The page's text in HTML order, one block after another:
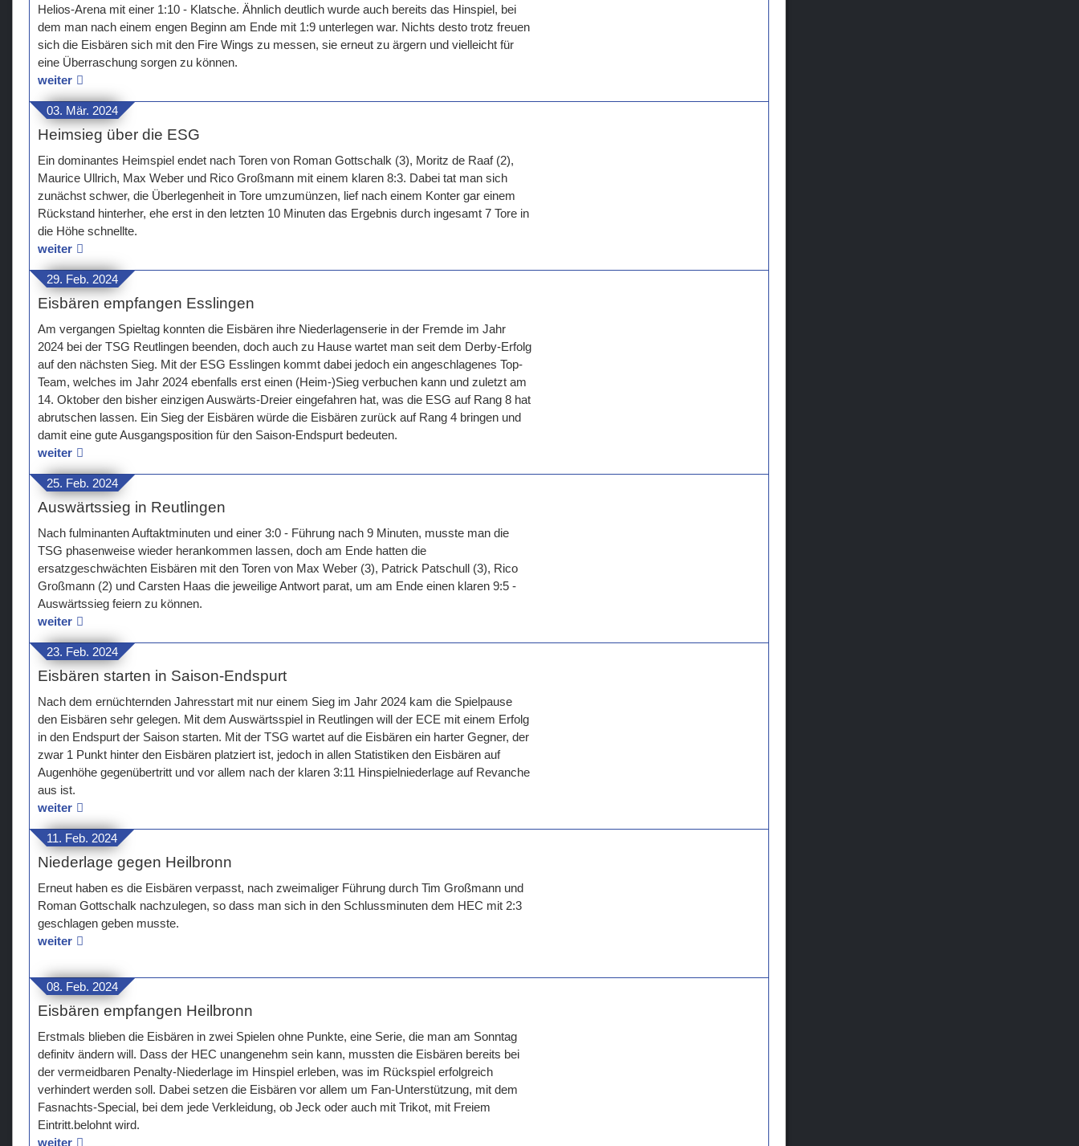
Helios-Arena mit einer 1:10 - Klatsche. Ähnlich deutlich wurde auch bereits das Hinspiel, bei
dem man nach einem engen Beginn am Ende mit 1:9 unterlegen war. Nichts desto trotz freuen
sich die Eisbären sich mit den Fire Wings zu messen, sie erneut zu ärgern und vielleicht für
eine Überraschung sorgen zu können.
weiter
03. Mär. 2024
Heimsieg über die ESG
Ein dominantes Heimspiel endet nach Toren von Roman Gottschalk (3), Moritz de Raaf (2),
Maurice Ullrich, Max Weber und Rico Großmann mit einem klaren 8:3. Dabei tat man sich
zunächst schwer, die Überlegenheit in Tore umzumünzen, lief nach einem Konter gar einem
Rückstand hinterher, ehe erst in den letzten 10 Minuten das Ergebnis durch ingesamt 7 Tore in
die Höhe schnellte.
weiter
29. Feb. 2024
Eisbären empfangen Esslingen
Am vergangen Spieltag konnten die Eisbären ihre Niederlagenserie in der Fremde im Jahr
2024 bei der TSG Reutlingen beenden, doch auch zu Hause wartet man seit dem Derby-Erfolg
auf den nächsten Sieg. Mit der ESG Esslingen kommt dabei jedoch ein angeschlagenes Top-
Team, welches im Jahr 2024 ebenfalls erst einen (Heim-)Sieg verbuchen kann und zuletzt am
14. Oktober den bisher einzigen Auswärts-Dreier eingefahren hat, was die ESG auf Rang 8 hat
abrutschen lassen. Ein Sieg der Eisbären würde die Eisbären zurück auf Rang 4 bringen und
damit eine gute Ausgangsposition für den Saison-Endspurt bedeuten.
weiter
25. Feb. 2024
Auswärtssieg in Reutlingen
Nach fulminanten Auftaktminuten und einer 3:0 - Führung nach 9 Minuten, musste man die
TSG phasenweise wieder herankommen lassen, doch am Ende hatten die
ersatzgeschwächten Eisbären mit den Toren von Max Weber (3), Patrick Patschull (3), Rico
Großmann (2) und Carsten Haas die jeweilige Antwort parat, um am Ende einen klaren 9:5 -
Auswärtssieg feiern zu können.
weiter
23. Feb. 2024
Eisbären starten in Saison-Endspurt
Nach dem ernüchternden Jahresstart mit nur einem Sieg im Jahr 2024 kam die Spielpause
den Eisbären sehr gelegen. Mit dem Auswärtsspiel in Reutlingen will der ECE mit einem Erfolg
in den Endspurt der Saison starten. Mit der TSG wartet auf die Eisbären ein harter Gegner, der
zwar 1 Punkt hinter den Eisbären platziert ist, jedoch in allen Statistiken den Eisbären auf
Augenhöhe gegenübertritt und vor allem nach der klaren 3:11 Hinspielniederlage auf Revanche
aus ist.
weiter
11. Feb. 2024
Niederlage gegen Heilbronn
Erneut haben es die Eisbären verpasst, nach zweimaliger Führung durch Tim Großmann und
Roman Gottschalk nachzulegen, so dass man sich in den Schlussminuten dem HEC mit 2:3
geschlagen geben musste.
weiter
08. Feb. 2024
Eisbären empfangen Heilbronn
Erstmals blieben die Eisbären in zwei Spielen ohne Punkte, eine Serie, die man am Sonntag
definitv ändern will. Dass der HEC unangenehm sein kann, mussten die Eisbären bereits bei
der vermeidbaren Penalty-Niederlage im Hinspiel erleben, was im Rückspiel erfolgreich
verhindert werden soll. Dabei setzen die Eisbären vor allem um Fan-Unterstützung, mit dem
Fasnachts-Special, bei dem jede Verkleidung, ob Jeck oder auch mit Trikot, mit Freiem
Eintritt.belohnt wird.
weiter